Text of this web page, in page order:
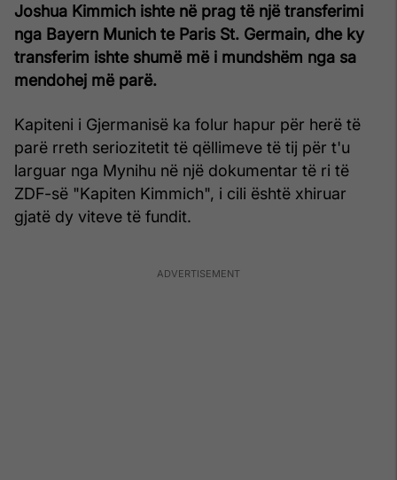
Joshua Kimmich ishte në prag të një transferimi
nga Bayern Munich te Paris St. Germain, dhe ky
transferim ishte shumë më i mundshëm nga sa
mendohej më parë.
Kapiteni i Gjermanisë ka folur hapur për herë të
parë rreth seriozitetit të qëllimeve të tij për t'u
larguar nga Mynihu në një dokumentar të ri të
ZDF-së "Kapiten Kimmich", i cili është xhiruar
gjatë dy viteve të fundit.